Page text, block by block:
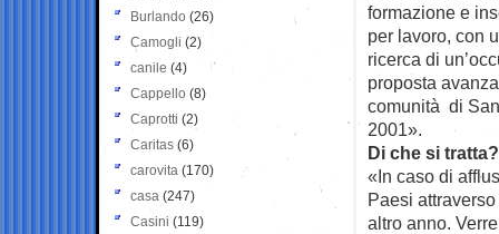
formazione e
per lavoro, con
ricerca di
proposta
comunità di
2001».
Di che si
«In caso di
Paesi
altro anno.
Burlando (26)
Camogli (2)
canile (4)
Cappello (8)
Caprotti (2)
Caritas (6)
carovita (170)
casa (247)
Casini (119)